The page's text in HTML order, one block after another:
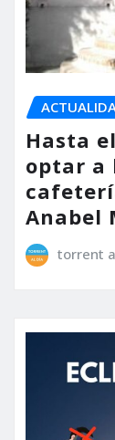
Hasta
optar a
Anabel
torrent